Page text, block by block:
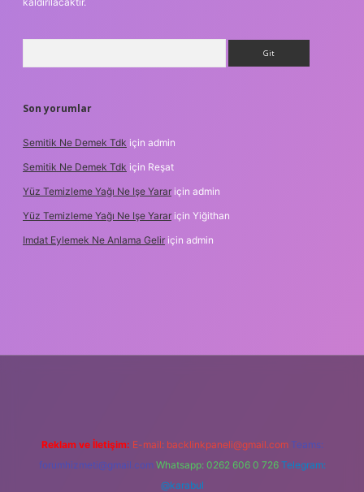
Son yorumlar
Semitik Ne Demek Tdk için admin
Semitik Ne Demek Tdk için Reşat
Yüz Temizleme Yağı Ne Işe Yarar için admin
Yüz Temizleme Yağı Ne Işe Yarar için Yiğithan
Imdat Eylemek Ne Anlama Gelir için admin
Reklam ve İletişim: E-mail: backlinkpaneli@gmail.com Teams:
forumhizmeti@gmail.com Whatsapp: 0262 606 0 726 Telegram:
@karabul